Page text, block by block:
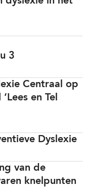
3
Centraal op
en Tel
Dyslexie
van de
knelpunten